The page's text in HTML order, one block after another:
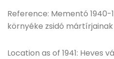
Reference: Mementó 1940-
környéke zsidó
Location as of 1941: Heves